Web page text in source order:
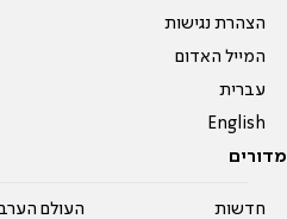
הצהרת נגישות
המייל האדום
עברית
English
מדורים
חדשות העולם